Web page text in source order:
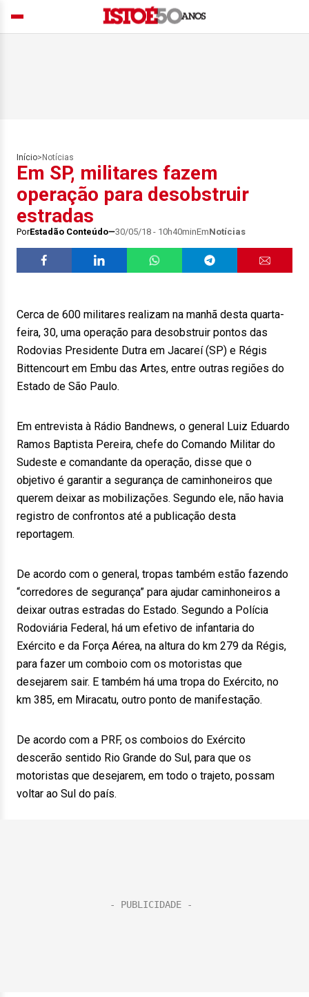
Início> Notícias
Em SP, militares fazem
operação para desobstruir
estradas
PorEstadão Conteúdo 30/05/18 - 10h40minEmNotícias
Cerca de 600 militares realizam na manhã desta quarta-
feira, 30, uma operação para desobstruir pontos das
Rodovias Presidente Dutra em Jacareí (SP) e Régis
Bittencourt em Embu das Artes, entre outras regiões do
Estado de São Paulo.
Em entrevista à Rádio Bandnews, o general Luiz Eduardo
Ramos Baptista Pereira, chefe do Comando Militar do
Sudeste e comandante da operação, disse que o
objetivo é garantir a segurança de caminhoneiros que
querem deixar as mobilizações. Segundo ele, não havia
registro de confrontos até a publicação desta
reportagem.
De acordo com o general, tropas também estão fazendo
“corredores de segurança” para ajudar caminhoneiros a
deixar outras estradas do Estado. Segundo a Polícia
Rodoviária Federal, há um efetivo de infantaria do
Exército e da Força Aérea, na altura do km 279 da Régis,
para fazer um comboio com os motoristas que
desejarem sair. E também há uma tropa do Exército, no
km 385, em Miracatu, outro ponto de manifestação.
De acordo com a PRF, os comboios do Exército
descerão sentido Rio Grande do Sul, para que os
motoristas que desejarem, em todo o trajeto, possam
voltar ao Sul do país.